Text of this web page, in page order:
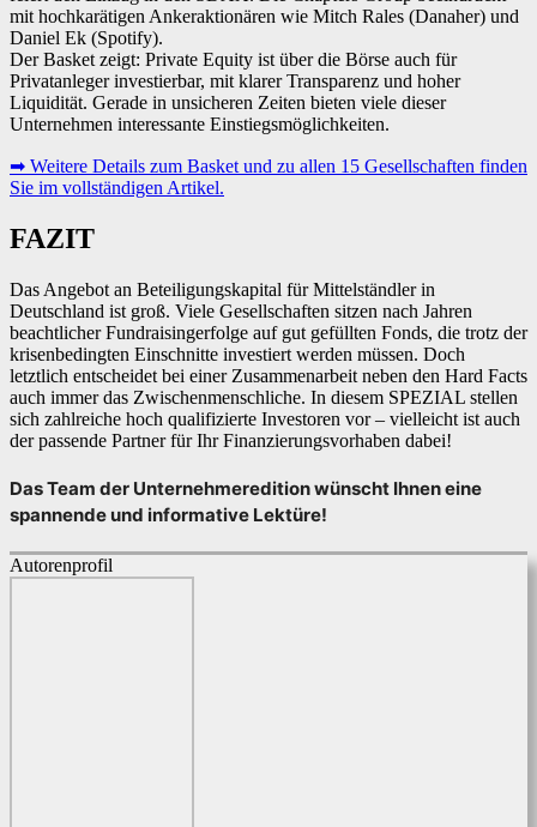
mit hochkarätigen Ankeraktionären wie Mitch Rales (Danaher) und
Daniel Ek (Spotify).
Der Basket zeigt: Private Equity ist über die Börse auch für
Privatanleger investierbar, mit klarer Transparenz und hoher
Liquidität. Gerade in unsicheren Zeiten bieten viele dieser
Unternehmen interessante Einstiegsmöglichkeiten.
➡ Weitere Details zum Basket und zu allen 15 Gesellschaften finden
Sie im vollständigen Artikel.
FAZIT
Das Angebot an Beteiligungskapital für Mittelständler in
Deutschland ist groß. Viele Gesellschaften sitzen nach Jahren
beachtlicher Fundraisingerfolge auf gut gefüllten Fonds, die trotz der
krisenbedingten Einschnitte investiert werden müssen. Doch
letztlich entscheidet bei einer Zusammenarbeit neben den Hard Facts
auch immer das Zwischenmenschliche. In diesem SPEZIAL stellen
sich zahlreiche hoch qualifizierte Investoren vor – vielleicht ist auch
der passende Partner für Ihr Finanzierungsvorhaben dabei!
Das Team der Unternehmeredition wünscht Ihnen eine
spannende und informative Lektüre!
Autorenprofil